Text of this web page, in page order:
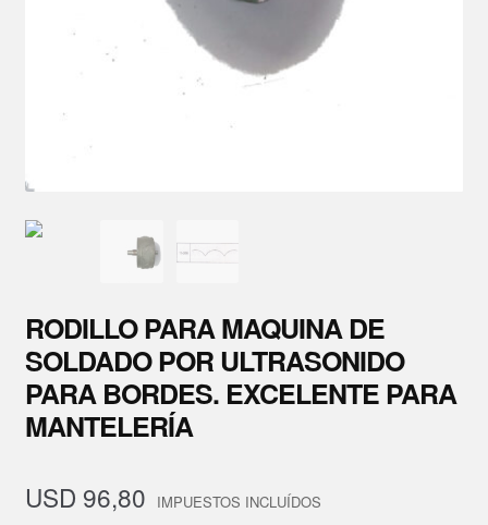
Nosotros
Cursos y Capacitaciones
RODILLO PARA MAQUINA DE
SOLDADO POR ULTRASONIDO
PARA BORDES. EXCELENTE PARA
MANTELERÍA
USD 96,80